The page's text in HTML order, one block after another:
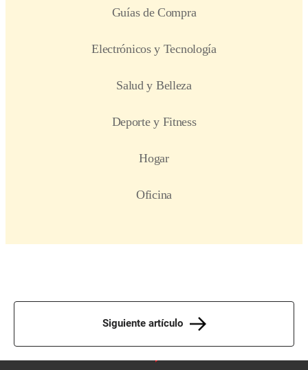
Siguiente artículo